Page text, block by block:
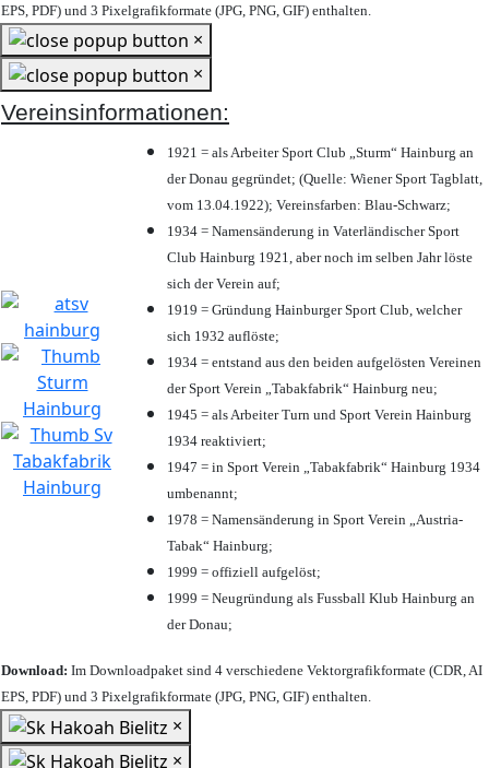
EPS, PDF) und 3 Pixelgrafikformate (JPG, PNG, GIF) enthalten.
×
×
Vereinsinformationen:
1921 = als Arbeiter Sport Club „Sturm“ Hainburg an
der Donau gegründet; (Quelle: Wiener Sport Tagblatt,
vom 13.04.1922); Vereinsfarben: Blau-Schwarz;
1934 = Namensänderung in Vaterländischer Sport
Club Hainburg 1921, aber noch im selben Jahr löste
sich der Verein auf;
1919 = Gründung Hainburger Sport Club, welcher
sich 1932 auflöste;
1934 = entstand aus den beiden aufgelösten Vereinen
der Sport Verein „Tabakfabrik“ Hainburg neu;
1945 = als Arbeiter Turn und Sport Verein Hainburg
1934 reaktiviert;
1947 = in Sport Verein „Tabakfabrik“ Hainburg 1934
umbenannt;
1978 = Namensänderung in Sport Verein „Austria-
Tabak“ Hainburg;
1999 = offiziell aufgelöst;
1999 = Neugründung als Fussball Klub Hainburg an
der Donau;
Download: Im Downloadpaket sind 4 verschiedene Vektorgrafikformate (CDR, AI
EPS, PDF) und 3 Pixelgrafikformate (JPG, PNG, GIF) enthalten.
×
×